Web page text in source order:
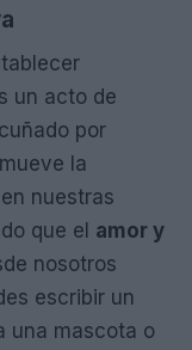
un acto de
por
la
nuestras
que el amor y
nosotros
escribir un
una mascota o